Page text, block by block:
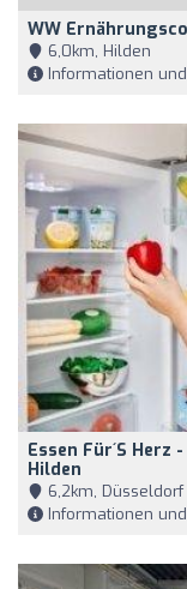
WW
6,0km, Hilden
Informationen
Essen Für´s
Hilden
6,2km, Düsseldorf
Informationen